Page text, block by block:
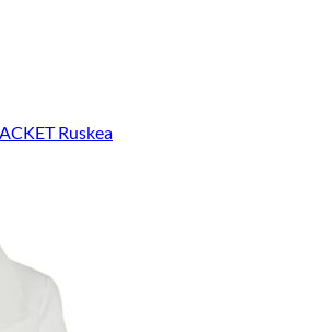
Ruskea